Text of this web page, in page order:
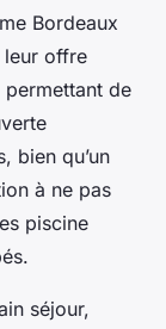
Bordeaux
leur offre
de
bien qu’un
à ne pas
piscine
séjour,